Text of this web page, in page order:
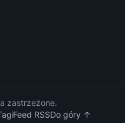
zastrzeżone.
Feed RSSDo góry ↑